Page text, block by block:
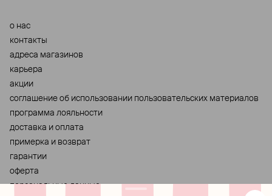
о нас
контакты
адреса магазинов
карьера
акции
cоглашение об использовании пользовательских материалов
программа лояльности
доставка и оплата
примерка и возврат
гарантии
оферта
персональные данные